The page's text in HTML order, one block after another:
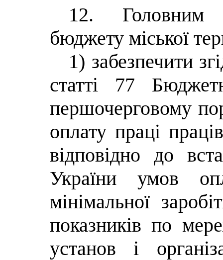
12. Головним
бюджету міської
1) забезпечити
статті 77
першочерговому
оплату праці
відповідно до
України умов
мінімальної
показників по
установ і